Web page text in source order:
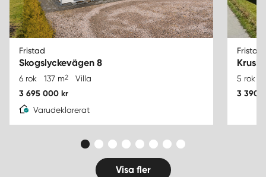
Fristad
Skogslyckevägen 8
6 rok 137 m2 Villa
3 695 000 kr
Varudeklarerat
Fristad
5 rok
3 390
Visa fler